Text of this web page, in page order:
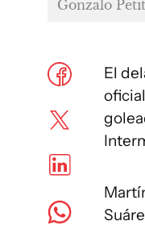
Gonzalo Petit
El